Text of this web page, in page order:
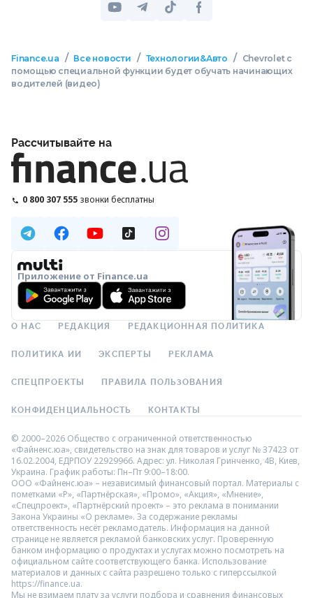
Finance.ua / Все новости / Технологии&Авто /
Chevrolet с
помощью специальной функции будет обучать начинающих
водителей (видео)
Рассчитывайте на
0 800 307 555 звонки бесплатны
Приложение от Finance.ua
О НАС РЕДАКЦИЯ РЕДАКЦИОННАЯ ПОЛИТИКА
ПОЛИТИКА ИИ ЭКСПЕРТЫ РЕКЛАМА
СПЕЦПРОЕКТЫ ПРАВИЛА ПОЛЬЗОВАНИЯ
КОНФИДЕНЦИАЛЬНОСТЬ КОНТАКТЫ
© 2000–2026 Общество с ограниченной ответственностью
«Файненс.юа», свидетельство на знак для товаров и услуг № 37423 от
16.02.2004, ЕДРПОУ 22929966. Адрес: ул. Николая Гринченко, 4В, Киев,
Украина. График работы: Пн–Пт 9:00–18:00.
ООО «Файненс.юа» – независимый финансовый портал. Материалы с
пометками «Р», «Партнёрская», «Промо», «Акция», «Мнение»,
«Спецпроект», «Партнёрский проект» – это реклама в понимании
Закона Украины «О рекламе». За содержание рекламы
ответственность несёт рекламодатель. Информация на данной
странице не является рекламой банковских услуг. Проверенную
банком информацию о продуктах и услугах можно посмотреть на
официальном сайте соответствующего банка. Использование
материалов и данных с сайта разрешено только с гиперссылкой
https://finance.ua.
Мы не взимаем плату за услуги подбора и сравнения финансовых